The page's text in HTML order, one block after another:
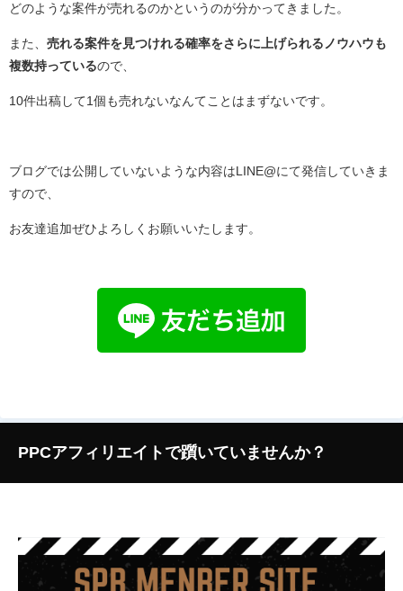
どのような案件が売れるのかというのが分かってきました。
また、 売れる案件を見つけれる確率をさらに上げられるノウハウも
複数持っているので、
10件出稿して1個も売れないなんてことはまずないです。
ブログでは公開していないような内容はLINE@にて発信していきま
すので、
お友達追加ぜひよろしくお願いいたします。
PPCアフィリエイトで躓いていませんか？